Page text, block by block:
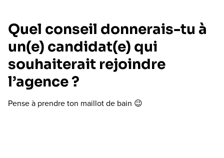
Quel conseil donnerais-tu à
un(e) candidat(e) qui
souhaiterait rejoindre
l’agence ?
Pense à prendre ton maillot de bain 😉